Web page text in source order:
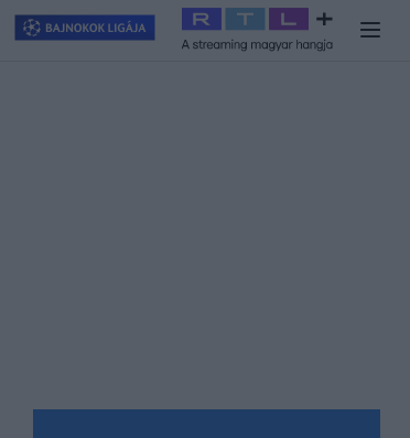
Exek csatája 2026 Celeb vagyok, ments ki innen